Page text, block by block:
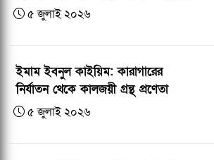
৫ জুলাই ২০২৬
ইমাম ইবনুল কাইয়িম: কারাগারের
নির্যাতন থেকে কালজয়ী গ্রন্থ প্রণেতা
৫ জুলাই ২০২৬